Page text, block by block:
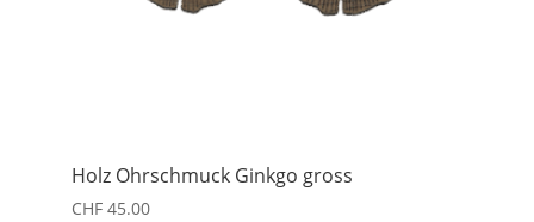
Holz Ohrschmuck Ginkgo gross
CHF45.00